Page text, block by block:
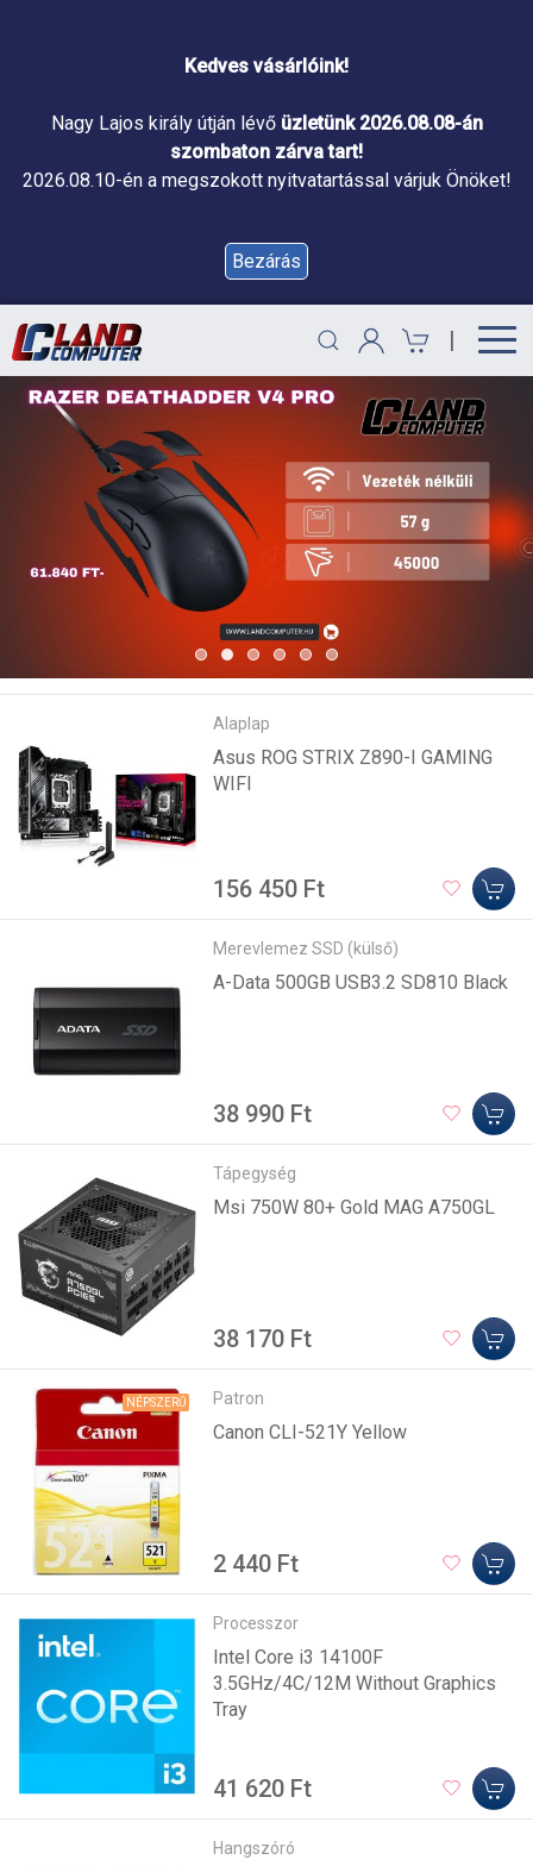
Kedves vásárlóink!
Nagy Lajos király útján lévő üzletünk 2026.08.08-án
szombaton zárva tart!
2026.08.10-én a megszokott nyitvatartással várjuk Önöket!
Bezárás
|
Alaplap
Asus ROG STRIX Z890-I GAMING
WIFI
156 450 Ft
Merevlemez SSD (külső)
A-Data 500GB USB3.2 SD810 Black
38 990 Ft
Tápegység
Msi 750W 80+ Gold MAG A750GL
38 170 Ft
NÉPSZERŰ Patron
Canon CLI-521Y Yellow
2 440 Ft
Processzor
Intel Core i3 14100F
3.5GHz/4C/12M Without Graphics
Tray
41 620 Ft
Hangszóró